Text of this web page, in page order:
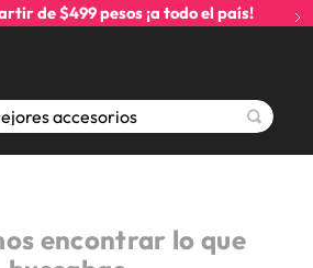
de $499 pesos ¡a todo el país!
accesorios
encontrar lo que